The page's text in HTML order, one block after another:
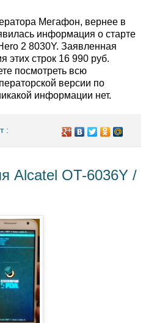
Мегафон, вернее в
информация о старте
2 8030Y. Заявленная
этих строк 16 990 руб.
посмотреть всю
версии по
информации нет.
:
Alcatel OT-6036Y /